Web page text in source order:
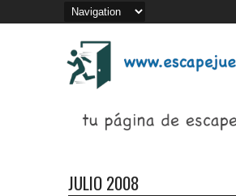
JULIO 2008